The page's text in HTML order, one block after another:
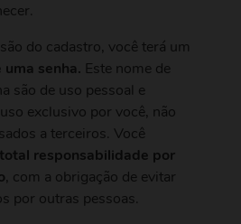
do cadastro, você terá um
senha. Este nome de
são de uso pessoal e
exclusivo por você, não
a terceiros. Você
total responsabilidade por
, com a obrigação de evitar
por outras pessoas.